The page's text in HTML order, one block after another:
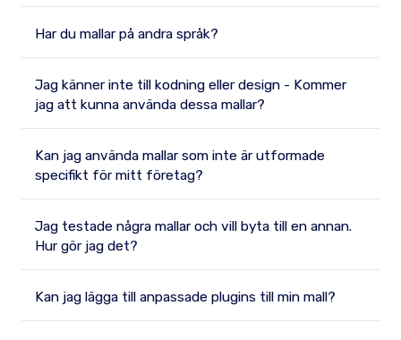
Har du mallar på andra språk?
Jag känner inte till kodning eller design - Kommer
jag att kunna använda dessa mallar?
Kan jag använda mallar som inte är utformade
specifikt för mitt företag?
Jag testade några mallar och vill byta till en annan.
Hur gör jag det?
Kan jag lägga till anpassade plugins till min mall?